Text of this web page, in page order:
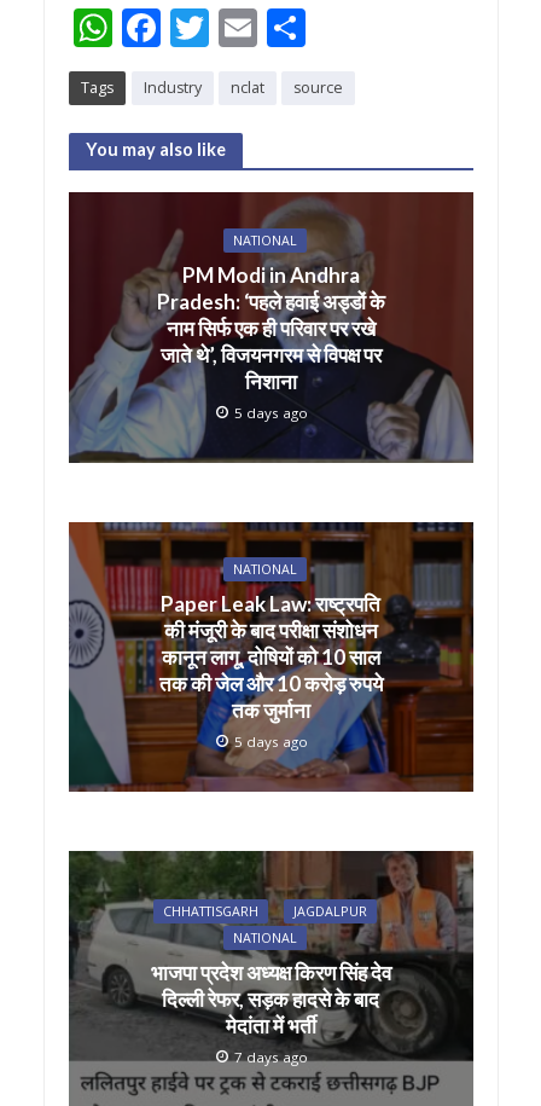
W
h
at
s
A
F
e
b
o
o
k
T
itt
er
E
ai
S
ar
Tags Industry nclat source
You may also like
NATIONAL
PM Modi in Andhra
Pradesh: ‘पहले हवाई अड्डों के
नाम सिर्फ एक ही परिवार पर रखे
जाते थे’, विजयनगरम से विपक्ष पर
निशाना
5 days ago
NATIONAL
Paper Leak Law: राष्ट्रपति
की मंजूरी के बाद परीक्षा संशोधन
कानून लागू, दोषियों को 10 साल
तक की जेल और 10 करोड़ रुपये
तक जुर्माना
5 days ago
CHHATTISGARH
JAGDALPUR
NATIONAL
भाजपा प्रदेश अध्यक्ष किरण सिंह देव
दिल्ली रेफर, सड़क हादसे के बाद
मेदांता में भर्ती
7 days ago